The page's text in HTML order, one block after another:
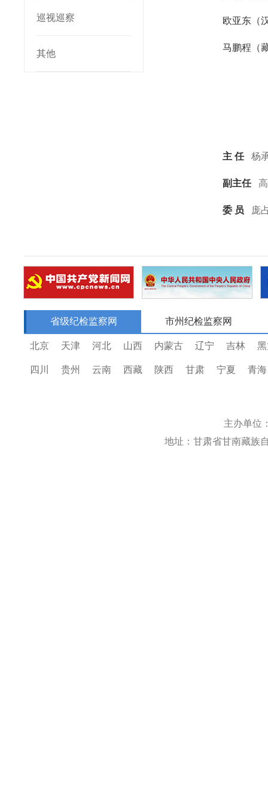
巡视巡察
其他
欧亚东（
马鹏程 （
主 任 杨
副主任
委 员 庞
省级纪检监察网 市州纪检监察网
北京 天津 河北 山西 内蒙古 辽宁 吉林
四川 贵州 云南 西藏 陕西 甘肃 宁夏 青海
主办单位
地址：甘肃省甘南藏族